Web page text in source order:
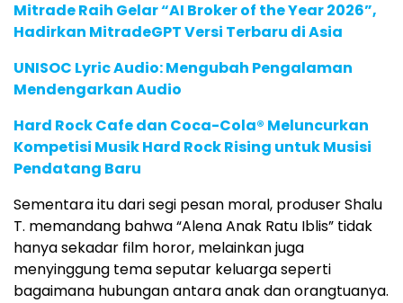
Mitrade Raih Gelar “AI Broker of the Year 2026”,
Hadirkan MitradeGPT Versi Terbaru di Asia
UNISOC Lyric Audio: Mengubah Pengalaman
Mendengarkan Audio
Hard Rock Cafe dan Coca-Cola® Meluncurkan
Kompetisi Musik Hard Rock Rising untuk Musisi
Pendatang Baru
Sementara itu dari segi pesan moral, produser Shalu
T. memandang bahwa “Alena Anak Ratu Iblis” tidak
hanya sekadar film horor, melainkan juga
menyinggung tema seputar keluarga seperti
bagaimana hubungan antara anak dan orangtuanya.